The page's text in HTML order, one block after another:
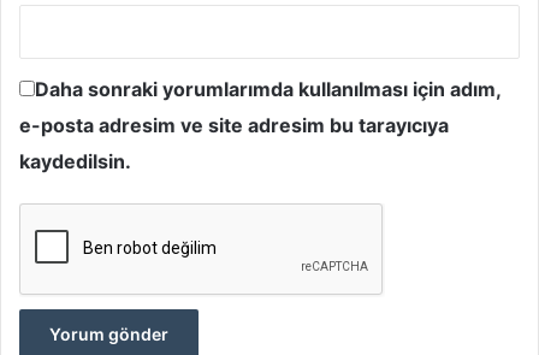
Daha sonraki yorumlarımda kullanılması için adım,
e-posta adresim ve site adresim bu tarayıcıya
kaydedilsin.